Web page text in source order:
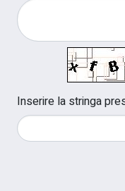
Inserire la stringa